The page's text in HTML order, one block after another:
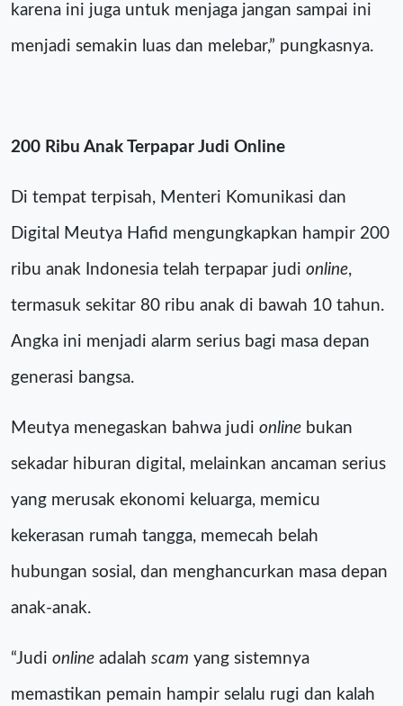
karena ini juga untuk menjaga jangan sampai ini
menjadi semakin luas dan melebar,” pungkasnya.
200 Ribu Anak Terpapar Judi Online
Di tempat terpisah, Menteri Komunikasi dan
Digital Meutya Hafid mengungkapkan hampir 200
ribu anak Indonesia telah terpapar judi online,
termasuk sekitar 80 ribu anak di bawah 10 tahun.
Angka ini menjadi alarm serius bagi masa depan
generasi bangsa.
Meutya menegaskan bahwa judi online bukan
sekadar hiburan digital, melainkan ancaman serius
yang merusak ekonomi keluarga, memicu
kekerasan rumah tangga, memecah belah
hubungan sosial, dan menghancurkan masa depan
anak-anak.
“Judi online adalah scam yang sistemnya
memastikan pemain hampir selalu rugi dan kalah